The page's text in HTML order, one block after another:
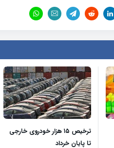
ترخیص ۱۵ هزار خودروی خارجی
تا پایان خرداد